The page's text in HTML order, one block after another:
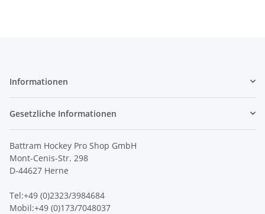
Informationen
Gesetzliche Informationen
Battram Hockey Pro Shop GmbH
Mont-Cenis-Str. 298
D-44627 Herne
Tel:+49 (0)2323/3984684
Mobil:+49 (0)173/7048037